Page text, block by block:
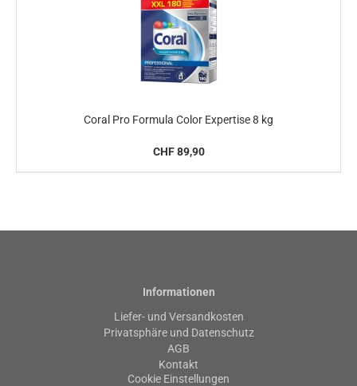
Coral Pro Formula Color Expertise 8 kg
CHF 89,90
Informationen
Liefer- und Versandkosten
Privatsphäre und Datenschutz
AGB
Kontakt
Cookie Einstellungen